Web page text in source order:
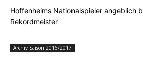
Hoffenheims Nationalspieler angeblich
Rekordmeister
Archiv Saison 2016/2017